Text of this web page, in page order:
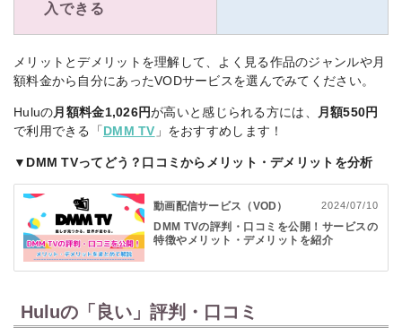
入できる
メリットとデメリットを理解して、よく見る作品のジャンルや月
額料金から自分にあったVODサービスを選んでみてください。
Huluの 月額料金1,026円が高いと感じられる方には、
月額550円
で利用できる「 DMM TV 」をおすすめします！
▼DMM TVってどう？口コミからメリット・デメリットを分析
動画配信サービス（VOD） 2024/07/10
DMM TVの評判・口コミを公開！サービスの
特徴やメリット・デメリットを紹介
Huluの「良い」評判・口コミ